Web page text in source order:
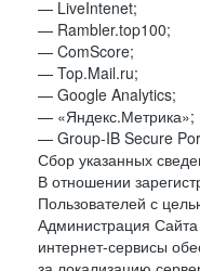
— LiveIntenet;
— Rambler.top100;
— ComScore;
— Top.Mail.ru;
— Google Analytics;
— «Яндекс.Метрика»;
— Group-IB Secure
Сбор указанных
В отношении
Пользователей с
Администрация
интернет-сервисы